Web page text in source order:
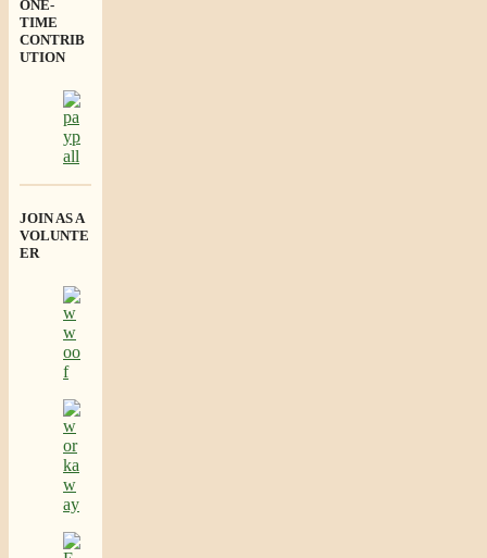
ONE-
TIME
CONTRIB
UTION
JOIN AS A
VOLUNTE
ER